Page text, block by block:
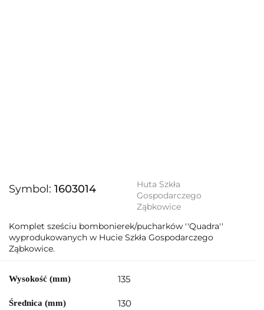
Symbol: 1603014
Huta Szkła
Gospodarczego
Ząbkowice
Komplet sześciu bombonierek/pucharków ''Quadra''
wyprodukowanych w Hucie Szkła Gospodarczego
Ząbkowice.
Wysokość (mm) 135
Średnica (mm) 130